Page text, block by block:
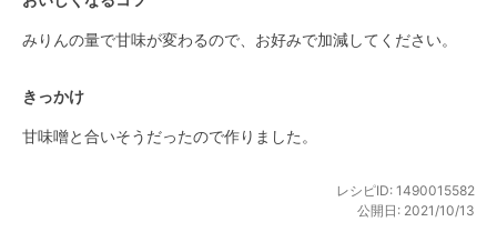
みりんの量で甘味が変わるので、お好みで加減してください。
きっかけ
甘味噌と合いそうだったので作りました。
レシピID: 1490015582
公開日: 2021/10/13